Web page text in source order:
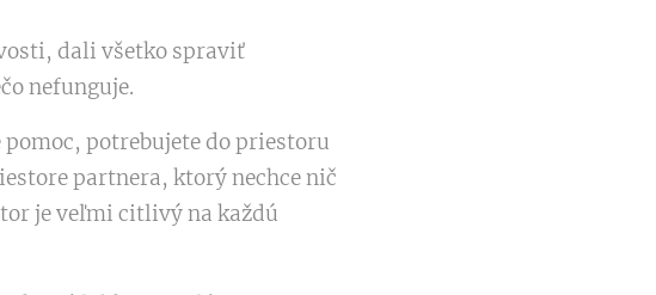
dali všetko spraviť
nefunguje.
potrebujete do priestoru
partnera, ktorý nechce nič
je veľmi citlivý na každú